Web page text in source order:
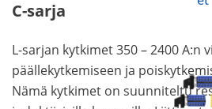
C-sarja
L-sarjan kytkimet 350 – 2400
päällekytkemiseen ja
Nämä kytkimet on suunniteltu